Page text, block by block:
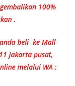
100%
.
beli ke Mall
jakarta pusat,
melalui WA :